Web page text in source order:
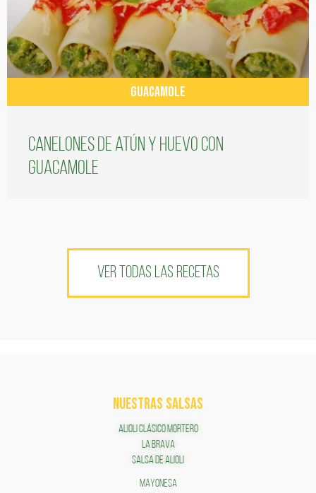
GUACAMOLE
Canelones de atún y huevo con
guacamole
VER TODAS LAS RECETAS
NUESTRAS SALSAS
ALIOLI CLÁSICO MORTERO
LA BRAVA
SALSA DE ALIOLI
MAYONESA